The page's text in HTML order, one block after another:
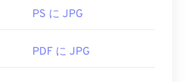
PS に JPG
PDF に JPG